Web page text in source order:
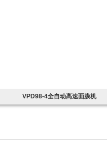
VPD98-4全自动高速面膜机